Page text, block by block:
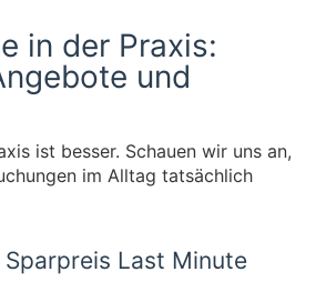
in der Praxis:
und
ist besser. Schauen wir uns an,
im Alltag tatsächlich
Sparpreis Last Minute